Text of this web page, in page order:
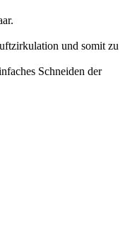
und somit zu
Schneiden der